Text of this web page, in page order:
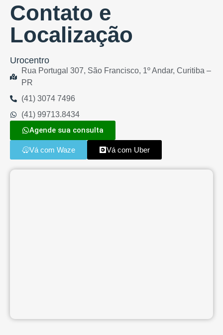
Contato e
Localização
Urocentro
Rua Portugal 307, São Francisco, 1º Andar, Curitiba –
PR
(41) 3074 7496
(41) 99713.8434
Agende sua consulta
Vá com Waze Vá com Uber